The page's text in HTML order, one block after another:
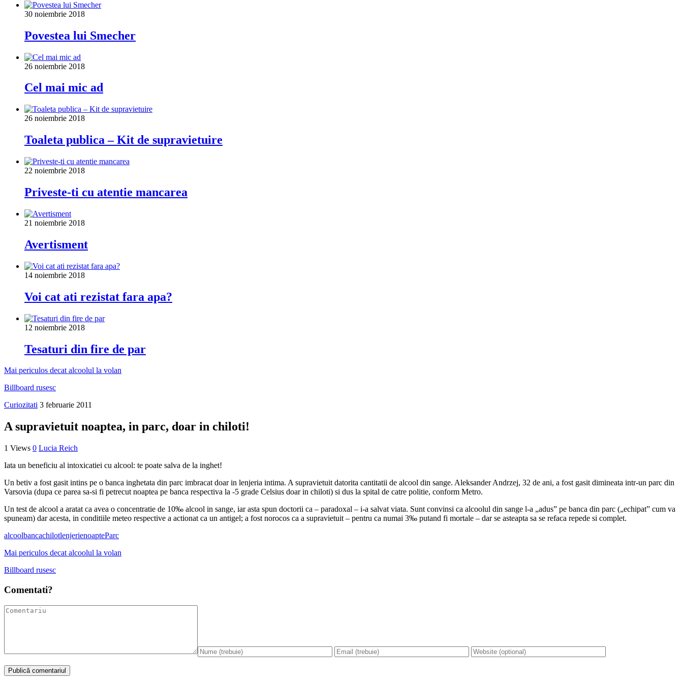
30 noiembrie 2018
Povestea lui Smecher
26 noiembrie 2018
Cel mai mic ad
26 noiembrie 2018
Toaleta publica – Kit de supravietuire
22 noiembrie 2018
Priveste-ti cu atentie mancarea
21 noiembrie 2018
Avertisment
14 noiembrie 2018
Voi cat ati rezistat fara apa?
12 noiembrie 2018
Tesaturi din fire de par
Mai periculos decat alcoolul la volan
Billboard rusesc
Curiozitati 3 februarie 2011
A supravietuit noaptea, in parc, doar in chiloti!
1 Views 0 Lucia Reich
Iata un beneficiu al intoxicatiei cu alcool: te poate salva de la inghet!
Un betiv a fost gasit intins pe o banca inghetata din parc imbracat doar in lenjeria intima. A supravietuit datorita cantitatii de alcool din sange. Aleksander Andrzej, 32 de ani, a fost gasit dimineata intr-un parc din
Varsovia (dupa ce parea sa-si fi petrecut noaptea pe banca respectiva la -5 grade Celsius doar in chiloti) si dus la spital de catre politie, conform Metro.
Un test de alcool a aratat ca avea o concentratie de 10‰ alcool in sange, iar asta spun doctorii ca – paradoxal – i-a salvat viata. Sunt convinsi ca alcoolul din sange l-a „adus” pe banca din parc („echipat” cum va
spuneam) dar acesta, in conditiile meteo respective a actionat ca un antigel; a fost norocos ca a supravietuit – pentru ca numai 3‰ putand fi mortale – dar se asteapta sa se refaca repede si complet.
alcoolbancachilotlenjerienoapteParc
Mai periculos decat alcoolul la volan
Billboard rusesc
Comentati?